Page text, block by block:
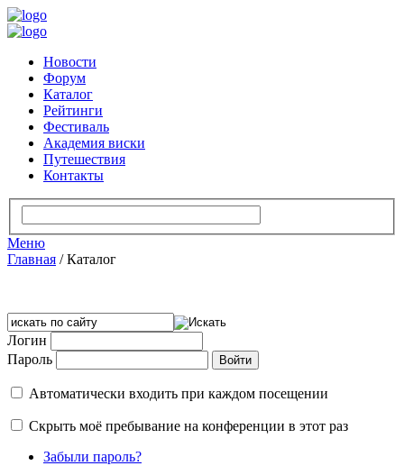
Новости
Форум
Каталог
Рейтинги
Фестиваль
Академия виски
Путешествия
Контакты
Меню
Главная /Каталог
Логин
Пароль
Автоматически входить при каждом посещении
Скрыть моё пребывание на конференции в этот раз
Забыли пароль?